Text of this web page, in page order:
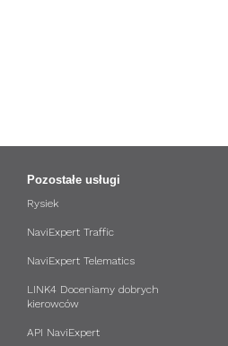
Pozostałe usługi
Rysiek
NaviExpert Traffic
NaviExpert Telematics
LINK4 Doceniamy dobrych
kierowców
API NaviExpert